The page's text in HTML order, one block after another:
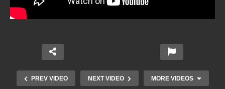
PREV VIDEO NEXT VIDEO MORE VIDEOS